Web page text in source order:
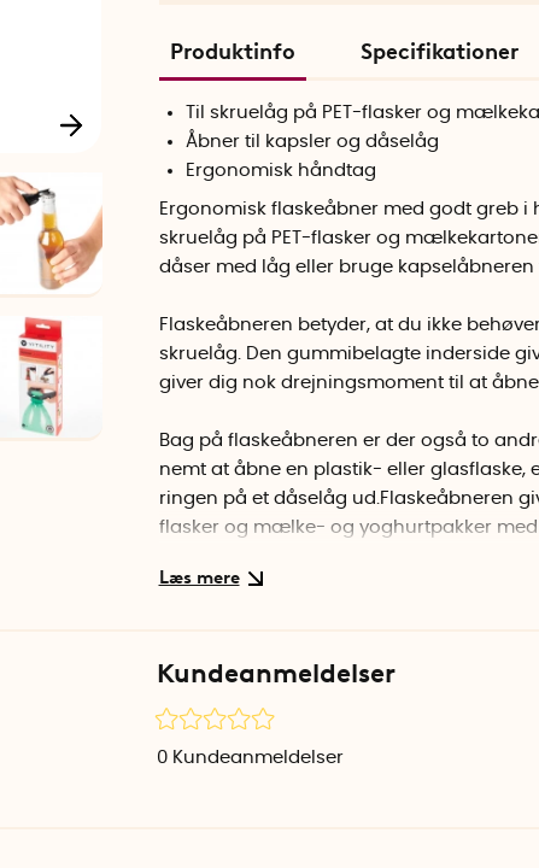
Produktinfo Specifikationer
Til skruelåg på PET-flasker og
Åbner til kapsler og dåselåg
Ergonomisk håndtag
Ergonomisk flaskeåbner med godt greb
skruelåg på PET-flasker og
dåser med låg eller bruge
Flaskeåbneren betyder, at du ikke
skruelåg. Den gummibelagte inderside
giver dig nok drejningsmoment til at
Bag på flaskeåbneren er der også to
nemt at åbne en plastik- eller glasflaske,
ringen på et dåselåg ud.Flaskeåbneren
flasker og mælke- og yoghurtpakker
cm og 4 cm.
Længde: 15,5 cm
Højde: 1 cm
Vægt: 70 gram
Kundeanmeldelser
0 Kundeanmeldelser